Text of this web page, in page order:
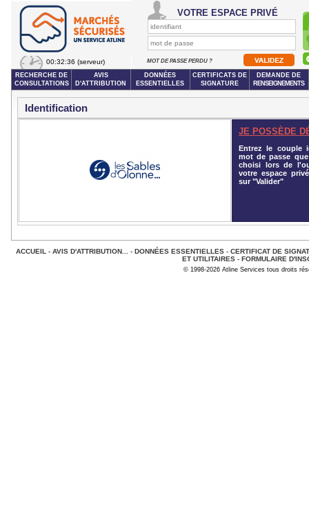
00:32:36 (serveur)
VOTRE ESPACE PRIVÉ
MOT DE PASSE PERDU ?
RECHERCHE DE
CONSULTATIONS
AVIS
D'ATTRIBUTION
DONNÉES
ESSENTIELLES
CERTIFICATS DE
SIGNATURE
DEMANDE DE
RENSEIGNEMENTS
Identification
JE POSSÈDE
Entrez le couple
mot de passe
choisi lors de
votre espace
sur "Valider"
ACCUEIL - AVIS D'ATTRIBUTION... - DONNÉES ESSENTIELLES- CERTIFICAT DE
ET UTILITAIRES - FORMULAIRE
© 1998-2026 Atline Services tous droits